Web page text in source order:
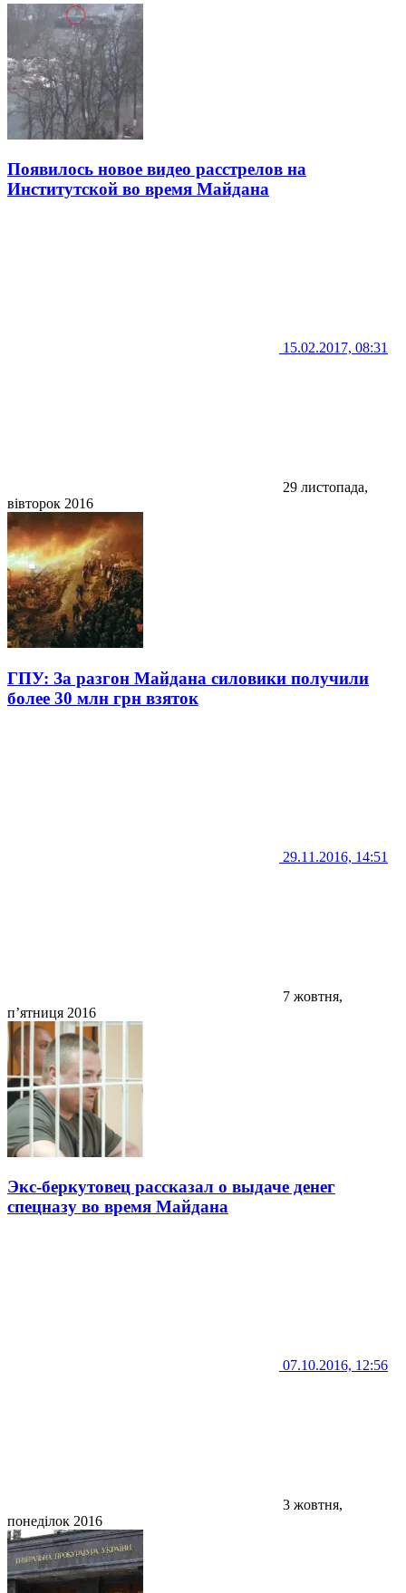
Появилось новое видео расстрелов на
Институтской во время Майдана
15.02.2017, 08:31
29 листопада,
вівторок 2016
ГПУ: За разгон Майдана силовики получили
более 30 млн грн взяток
29.11.2016, 14:51
7 жовтня,
п’ятниця 2016
Экс-беркутовец рассказал о выдаче денег
спецназу во время Майдана
07.10.2016, 12:56
3 жовтня,
понеділок 2016